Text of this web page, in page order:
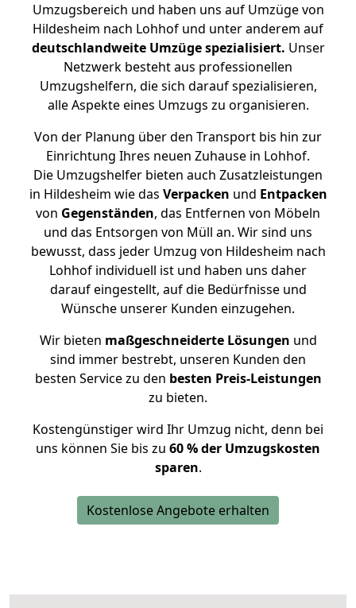
Umzugsbereich und haben uns auf Umzüge von
Hildesheim nach Lohhof und unter anderem auf
deutschlandweite Umzüge spezialisiert. Unser
Netzwerk besteht aus professionellen
Umzugshelfern, die sich darauf spezialisieren,
alle Aspekte eines Umzugs zu organisieren.
Von der Planung über den Transport bis hin zur
Einrichtung Ihres neuen Zuhause in Lohhof.
Die Umzugshelfer bieten auch Zusatzleistungen
in Hildesheim wie das Verpacken und Entpacken
von Gegenständen, das Entfernen von Möbeln
und das Entsorgen von Müll an. Wir sind uns
bewusst, dass jeder Umzug von Hildesheim nach
Lohhof individuell ist und haben uns daher
darauf eingestellt, auf die Bedürfnisse und
Wünsche unserer Kunden einzugehen.
Wir bieten maßgeschneiderte Lösungen und
sind immer bestrebt, unseren Kunden den
besten Service zu den besten Preis-Leistungen
zu bieten.
Kostengünstiger wird Ihr Umzug nicht, denn bei
uns können Sie bis zu 60 % der Umzugskosten
sparen.
Kostenlose Angebote erhalten